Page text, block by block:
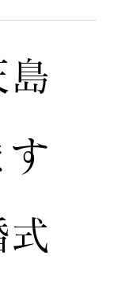
島
す
式